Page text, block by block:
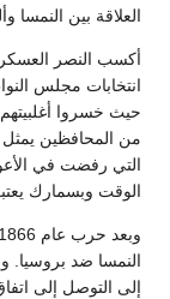
العلاقة بين النمسا
أكسب النصر
حيث خسروا أغلبيتهم
من المحافظين
التي رفضت في
الوقت وبسمارك
النمسا ضد بروسيا.
إلى التوصل إلى